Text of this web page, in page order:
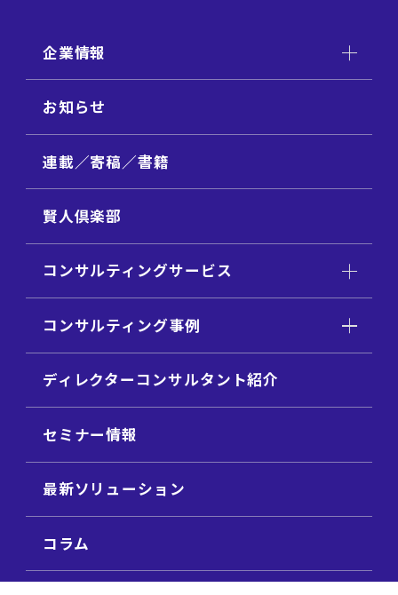
企業情報
お知らせ
連載／寄稿／書籍
賢人倶楽部
コンサルティングサービス
コンサルティング事例
ディレクターコンサルタント紹介
セミナー情報
最新ソリューション
コラム